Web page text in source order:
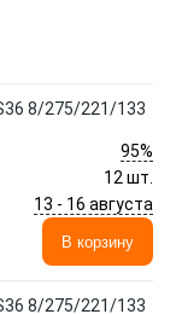
8/275/221/133
95%
12 шт.
13 - 16 августа
В корзину
8/275/221/133